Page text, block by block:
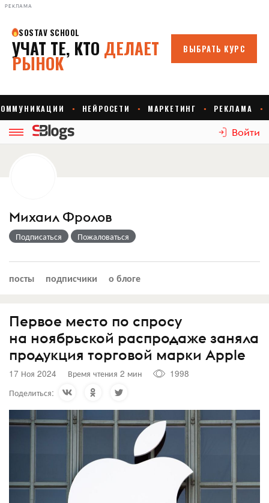
РЕКЛАМА
Войти
Михаил Фролов
Подписаться Пожаловаться
посты подписчики о блоге
Первое место по спросу
на ноябрьской распродаже заняла
продукция торговой марки Apple
17 Ноя 2024 Время чтения 2 мин
1998
Поделиться: